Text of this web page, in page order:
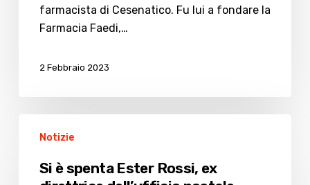
Cesenatico
farmacista di Cesenatico. Fu lui a fondare la
Farmacia Faedi,…
2 Febbraio 2023
Ester
Notizie
Si è spenta Ester Rossi, ex